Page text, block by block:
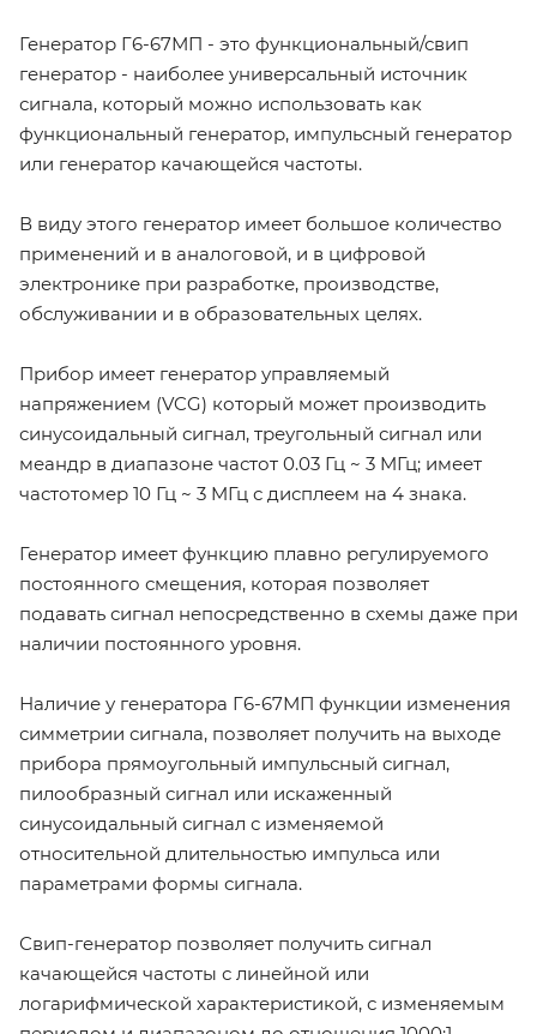
Генератор Г6-67МП - это функциональный/свип
генератор - наиболее универсальный источник
сигнала, который можно использовать как
функциональный генератор, импульсный генератор
или генератор качающейся частоты.
В виду этого генератор имеет большое количество
применений и в аналоговой, и в цифровой
электронике при разработке, производстве,
обслуживании и в образовательных целях.
Прибор имеет генератор управляемый
напряжением (VCG) который может производить
синусоидальный сигнал, треугольный сигнал или
меандр в диапазоне частот 0.03 Гц ~ 3 MГц; имеет
частотомер 10 Гц ~ 3 MГц с дисплеем на 4 знака.
Генератор имеет функцию плавно регулируемого
постоянного смещения, которая позволяет
подавать сигнал непосредственно в схемы даже при
наличии постоянного уровня.
Наличие у генератора Г6-67МП функции изменения
симметрии сигнала, позволяет получить на выходе
прибора прямоугольный импульсный сигнал,
пилообразный сигнал или искаженный
синусоидальный сигнал с изменяемой
относительной длительностью импульса или
параметрами формы сигнала.
Свип-генератор позволяет получить сигнал
качающейся частоты с линейной или
логарифмической характеристикой, с изменяемым